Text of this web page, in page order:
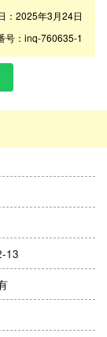
：2025年3月24日
号：inq-760635-1
13